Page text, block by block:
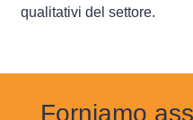
qualitativi del settore.
Forniamo